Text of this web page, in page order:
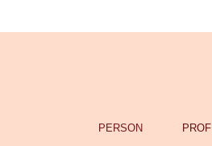
PERSON